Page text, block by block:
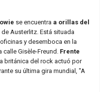
se encuentra a orillas del
Austerlitz. Está situada
y desemboca en la
calle Gisèle-Freund. Frente
británica del rock actuó por
su última gira mundial, "A